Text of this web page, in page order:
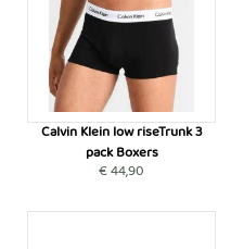
Calvin Klein low riseTrunk 3
pack Boxers
€ 44,90